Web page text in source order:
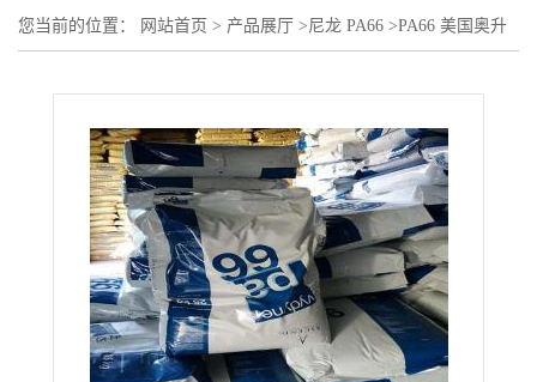
您当前的位置： 网站首页 > 产品展厅 >尼龙 PA66 >PA66 美国奥升